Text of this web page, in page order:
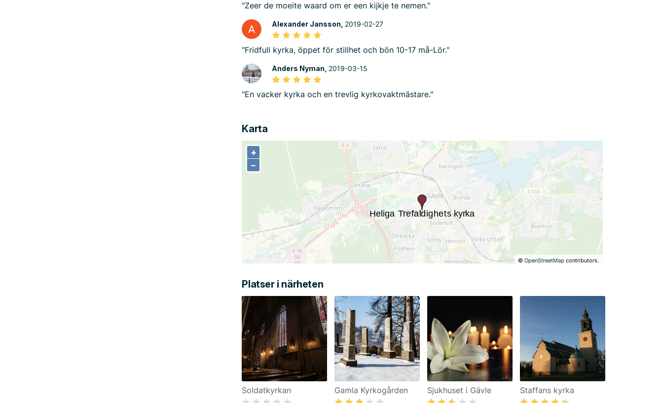
"Zeer de moeite waard om er een kijkje te nemen."
Alexander Jansson, 2019-02-27
"Fridfull kyrka, öppet för stillhet och bön 10-17 må-Lör."
Anders Nyman, 2019-03-15
"En vacker kyrka och en trevlig kyrkovaktmästare."
Karta
+
−
©OpenStreetMap contributors.
+
−
Platser i närheten
Soldatkyrkan Gamla Kyrkogården Sjukhuset i Gävle Staffans kyrka